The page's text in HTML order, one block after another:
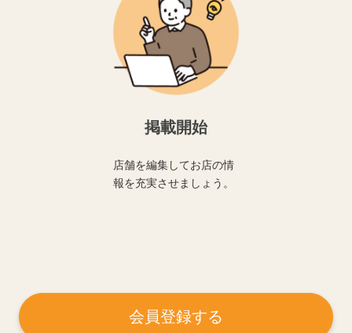
掲載開始
店舗を編集してお店の情
報を充実させましょう。
会員登録する